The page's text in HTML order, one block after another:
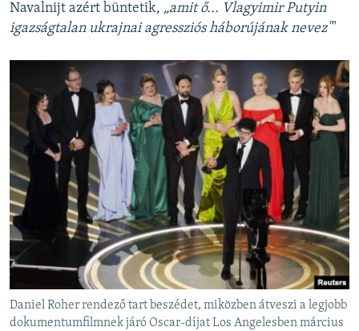
Navalnijt azért büntetik, „amit ő... Vlagyimir Putyin
igazságtalan ukrajnai agressziós háborújának nevez""
Daniel Roher rendező tart beszédet, miközben átveszi a legjobb
dokumentumfilmnek járó Oscar-díjat Los Angelesben március